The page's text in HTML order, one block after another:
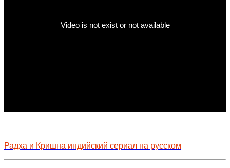
Радха и Кришна индийский сериал на русском